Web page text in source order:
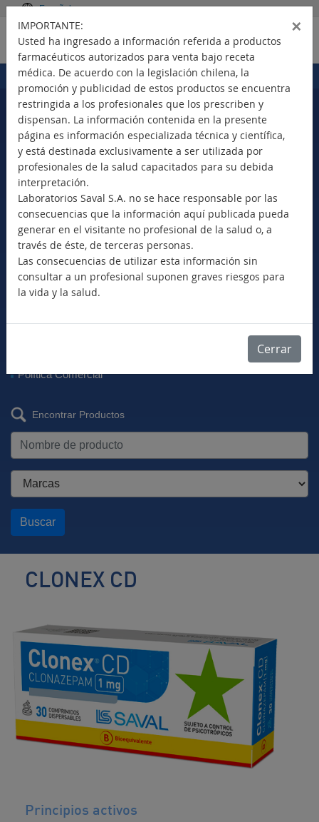
Español
Portada > Productos
Seleccione su país
Nuevos Productos
Marca Comercial
Principio Activo
Clase Terapéutica
Bioequivalentes
Descargar Vademécum
Política Comercial
Encontrar Productos
Buscar
×
IMPORTANTE:
Usted ha ingresado a información referida a productos
farmacéuticos autorizados para venta bajo receta
médica. De acuerdo con la legislación chilena, la
promoción y publicidad de estos productos se encuentra
restringida a los profesionales que los prescriben y
dispensan. La información contenida en la presente
página es información especializada técnica y científica,
y está destinada exclusivamente a ser utilizada por
profesionales de la salud capacitados para su debida
interpretación.
Laboratorios Saval S.A. no se hace responsable por las
consecuencias que la información aquí publicada pueda
generar en el visitante no profesional de la salud o, a
través de éste, de terceras personas.
Las consecuencias de utilizar esta información sin
consultar a un profesional suponen graves riesgos para
la vida y la salud.
Cerrar
CLONEX CD
/
Anticonvulsivante
Principios activos